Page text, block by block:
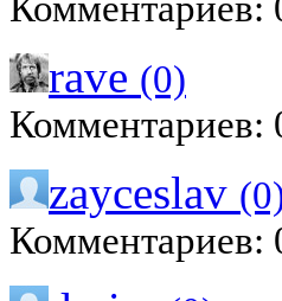
rave (0)
Комментариев:
zayceslav
Комментариев: